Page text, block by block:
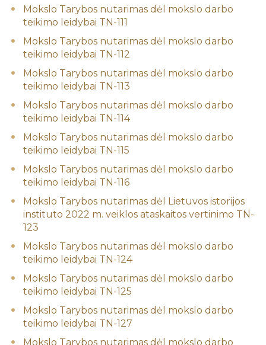
Mokslo Tarybos nutarimas dėl mokslo darbo
teikimo leidybai TN-111
Mokslo Tarybos nutarimas dėl mokslo darbo
teikimo leidybai TN-112
Mokslo Tarybos nutarimas dėl mokslo darbo
teikimo leidybai TN-113
Mokslo Tarybos nutarimas dėl mokslo darbo
teikimo leidybai TN-114
Mokslo Tarybos nutarimas dėl mokslo darbo
teikimo leidybai TN-115
Mokslo Tarybos nutarimas dėl mokslo darbo
teikimo leidybai TN-116
Mokslo Tarybos nutarimas dėl Lietuvos istorijos
instituto 2022 m. veiklos ataskaitos vertinimo TN-
123
Mokslo Tarybos nutarimas dėl mokslo darbo
teikimo leidybai TN-124
Mokslo Tarybos nutarimas dėl mokslo darbo
teikimo leidybai TN-125
Mokslo Tarybos nutarimas dėl mokslo darbo
teikimo leidybai TN-127
Mokslo Tarybos nutarimas dėl mokslo darbo